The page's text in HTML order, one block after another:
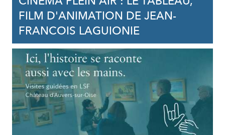
FILM D'ANIMATION DE JEAN-
FRANCOIS LAGUIONIE